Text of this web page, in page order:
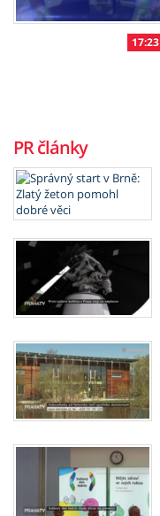
17:23
PR články